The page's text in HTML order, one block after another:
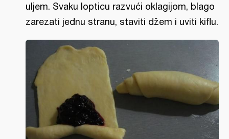
uljem. Svaku lopticu razvući oklagijom, blago
zarezati jednu stranu, staviti džem i uviti kiflu.